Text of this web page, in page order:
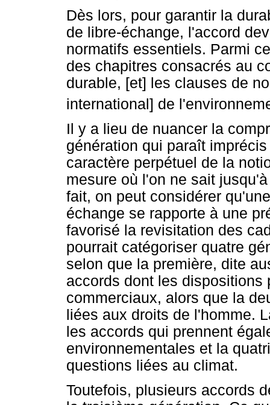
Dès lors, pour garantir la
de libre-échange, l'accord
normatifs essentiels. Parmi
des chapitres consacrés au
durable, [et] les clauses de
international] de
Il y a lieu de nuancer la
génération qui paraît
caractère perpétuel de la
mesure où l'on ne sait
fait, on peut considérer
échange se rapporte à une
favorisé la revisitation des
pourrait catégoriser quatre
selon que la première, dite
accords dont les dispositions
commerciaux, alors que la
liées aux droits de l'homme.
les accords qui prennent
environnementales et la
questions liées au climat.
Toutefois, plusieurs accords